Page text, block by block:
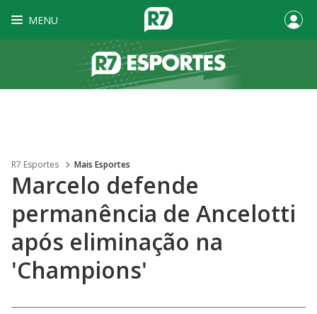
MENU
R7 Esportes Mais Esportes
Marcelo defende
permanência de Ancelotti
após eliminação na
'Champions'